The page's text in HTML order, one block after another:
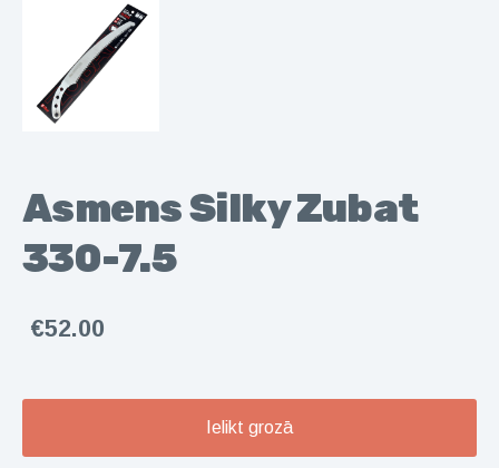
Asmens Silky Zubat
330-7.5
€52.00
Ielikt grozā